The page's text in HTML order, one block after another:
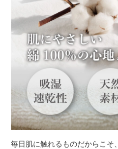
毎日肌に触れるものだからこそ